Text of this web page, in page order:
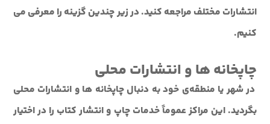
انتشارات مختلف مراجعه کنید. در زیر چندین گزینه را معرفی می
کنیم.
چاپخانه ها و انتشارات محلی
در شهر یا منطقه‌ی خود به دنبال چاپخانه ها و انتشارات محلی
بگردید. این مراکز عموماً خدمات چاپ و انتشار کتاب را در اختیار